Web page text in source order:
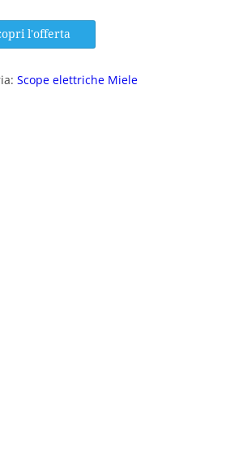
l'offerta
Scope elettriche Miele